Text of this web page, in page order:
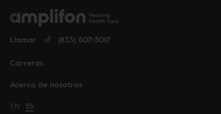
Acerca de nosotros
Carreras
Llamar (833) 607-3017
Change language to English
EN Cambiar idioma a español
ES